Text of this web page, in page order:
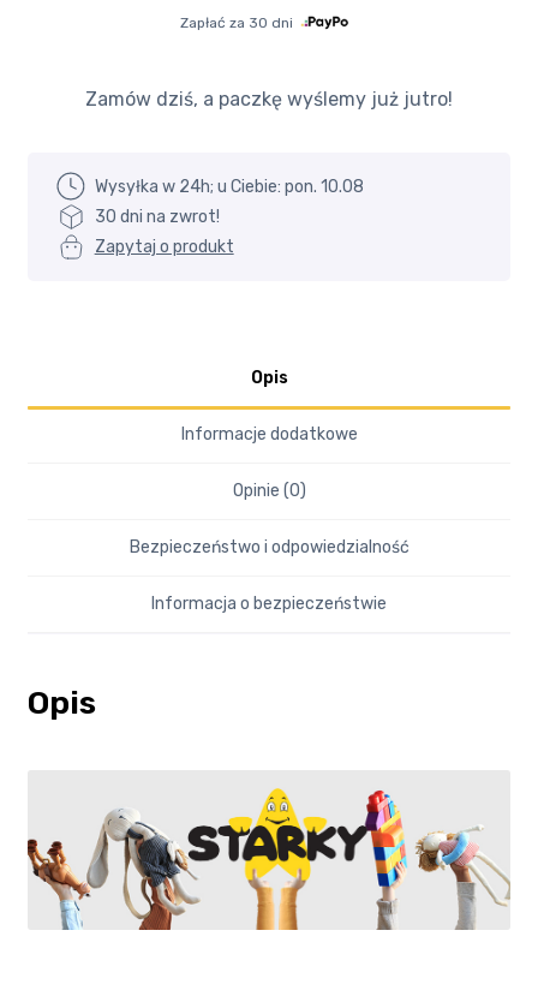
chodzenia
Zapłać za 30 dni
Zamów dziś, a paczkę wyślemy już jutro!
Wysyłka w 24h; u Ciebie: pon. 10.08
30 dni na zwrot!
Zapytaj o produkt
Opis
Informacje dodatkowe
Opinie (0)
Bezpieczeństwo i odpowiedzialność
Informacja o bezpieczeństwie
Opis